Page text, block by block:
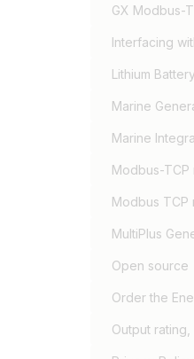
GX Modbus-
Interfacing
Lithium
Marine
Marine
Modbus-TCP
Modbus TCP
MultiPlus
Open source
Order the
Output